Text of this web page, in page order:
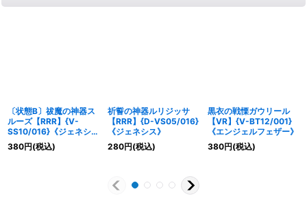
〔状態B〕祓魔の神器ス
ルーズ【RRR】{V-
SS10/016}《ジェネシ
ス》
380円(税込)
祈誓の神器ルリジッサ
【RRR】{D-VS05/016}
《ジェネシス》
280円(税込)
黒衣の戦慄ガウリール
【VR】{V-BT12/001}
《エンジェルフェザー》
380円(税込)